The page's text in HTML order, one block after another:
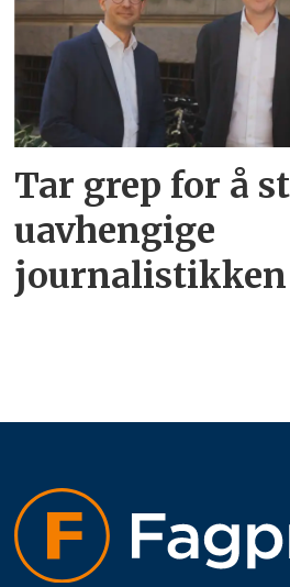
Tar grep for å
uavhengige
journalistikken